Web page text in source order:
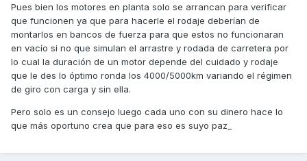
Pues bien los motores en planta solo se arrancan para verificar
que funcionen ya que para hacerle el rodaje deberían de
montarlos en bancos de fuerza para que estos no funcionaran
en vacío si no que simulan el arrastre y rodada de carretera por
lo cual la duración de un motor depende del cuidado y rodaje
que le des lo óptimo ronda los 4000/5000km variando el régimen
de giro con carga y sin ella.
Pero solo es un consejo luego cada uno con su dinero hace lo
que más oportuno crea que para eso es suyo paz_